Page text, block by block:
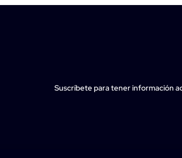
Suscríbete para tener información